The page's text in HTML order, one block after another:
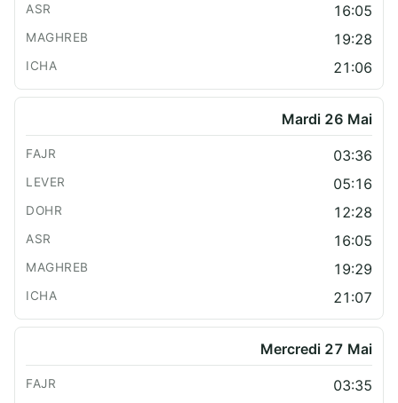
16:05
19:28
21:06
Mardi 26 Mai
03:36
05:16
12:28
16:05
19:29
21:07
Mercredi 27 Mai
03:35